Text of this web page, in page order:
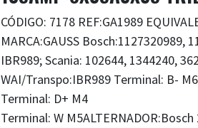
CÓDIGO: 7178 REF:GA1989
MARCA:GAUSS Bosch:1127320989,
IBR989; Scania: 102644, 1344240,
WAI/Transpo:IBR989 Terminal: B- M6
Terminal: D+ M4
Terminal: W